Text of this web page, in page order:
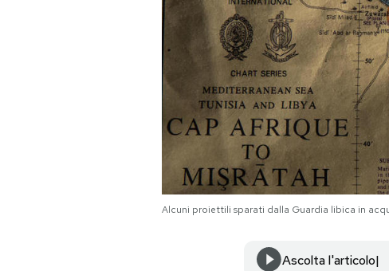
Alcuni proiettili sparati dalla Guardia libica in
Ascolta l'articolo